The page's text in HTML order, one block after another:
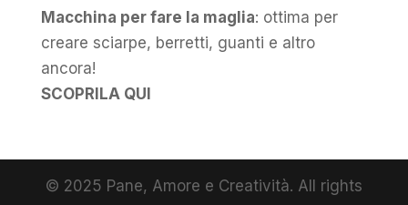
Macchina per fare la maglia: ottima per
creare sciarpe, berretti, guanti e altro
ancora!
SCOPRILA QUI
© 2025 Pane, Amore e Creatività. All rights